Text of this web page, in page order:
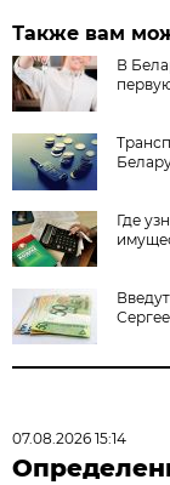
Также вам
В
Где
07.08.2026 15:14